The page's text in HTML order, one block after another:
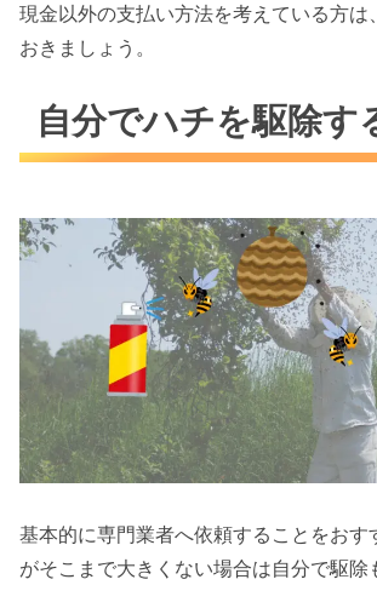
現金以外の支払い方法を考えている方は
おきましょう。
自分でハチを駆除す
基本的に専門業者へ依頼することをおす
がそこまで大きくない場合は自分で駆除